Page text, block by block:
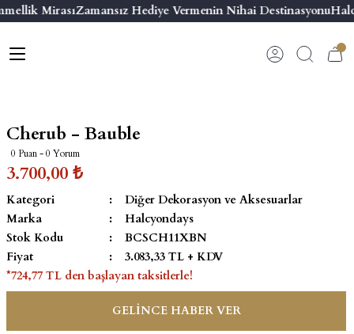
MirasıZamansız Hediye Vermenin Nihai Destinasyonu
Geri Dön
Geri Dön
ve Aksesuarlar
Mum
Geri Dön
Geri Dön
Seriler
Elephant
Cherub - Bauble
0 Puan - 0 Yorum
3.700,00 ₺
Kategori
Diğer Dekorasyon ve Aksesuarlar
Marka
Halcyondays
Stok Kodu
BCSCH11XBN
Fiyat
3.083,33 TL + KDV
*724,77 TL den başlayan taksitlerle!
GELİNCE HABER VER